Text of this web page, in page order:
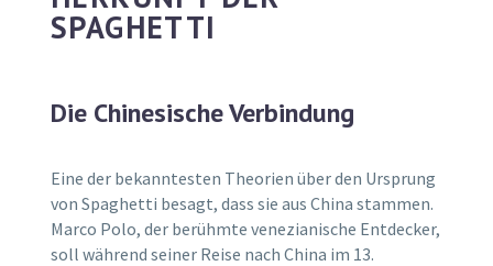
SPAGHETTI
Die Chinesische Verbindung
Eine der bekanntesten Theorien über den Ursprung
von Spaghetti besagt, dass sie aus China stammen.
Marco Polo, der berühmte venezianische Entdecker,
soll während seiner Reise nach China im 13.